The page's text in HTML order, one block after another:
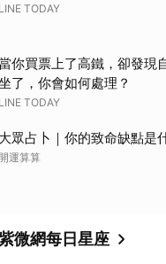
LINE TODAY
你買票上了高鐵，卻發現
了，你會如何處理？
LINE TODAY
大眾占卜｜你的致命缺點是
運算算
微網每日星座